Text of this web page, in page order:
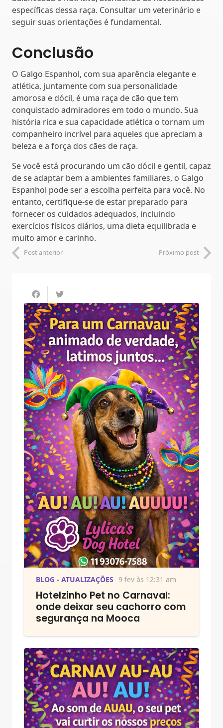
específicas dessa raça. Consultar um veterinário e
seguir suas orientações é fundamental.
Conclusão
O Galgo Espanhol, com sua aparência elegante e
atlética, juntamente com sua personalidade
amorosa e dócil, é uma raça de cão que tem
conquistado admiradores em todo o mundo. Sua
história rica e sua capacidade atlética o tornam um
companheiro incrível para aqueles que apreciam a
beleza e a força dos cães de raça.
Se você está procurando um cão dócil e gentil, capaz
de se adaptar bem a ambientes familiares, o Galgo
Espanhol pode ser a escolha perfeita para você. No
entanto, certifique-se de estar preparado para
fornecer os cuidados adequados, incluindo
exercícios físicos diários, uma dieta equilibrada e
muito amor e carinho.
Post anterior Próximo post
BLOG - ATUALIZAÇÕES 9 fev às 12:31 am
Hotelzinho Pet no Carnaval:
onde deixar seu cachorro com
segurança na Mooca